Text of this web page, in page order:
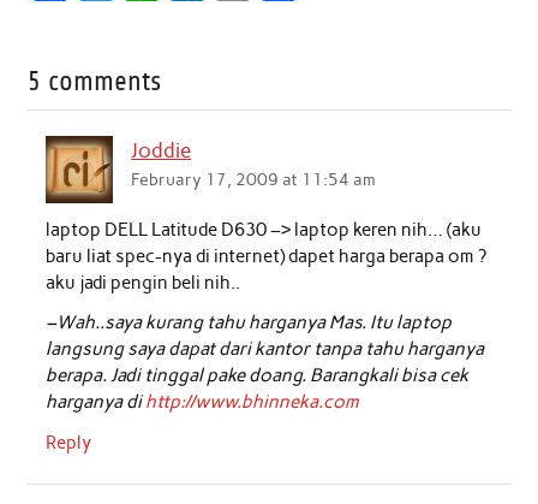
e
o
o
k
t
t
A
p
n
5 comments
Joddie
February 17, 2009 at 11:54 am
laptop DELL Latitude D630 –> laptop keren nih… (aku
baru liat spec-nya di internet) dapet harga berapa om ?
aku jadi pengin beli nih..
–Wah..saya kurang tahu harganya Mas. Itu laptop
langsung saya dapat dari kantor tanpa tahu harganya
berapa. Jadi tinggal pake doang. Barangkali bisa cek
harganya dihttp://www.bhinneka.com
Reply